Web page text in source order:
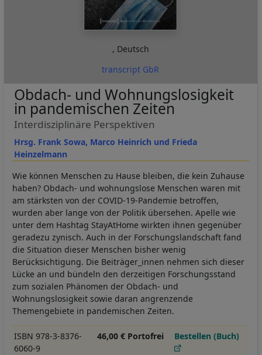
, Deutsch
transcript GbR
Hrsg. Frank Sowa, Marco Heinrich und Frieda
Heinzelmann
Obdach- und Wohnungslosigkeit
in pandemischen Zeiten
Interdisziplinäre Perspektiven
Wie können Menschen zu Hause bleiben, die kein Zuhause
haben? Obdach- und wohnungslose Menschen waren mit
am stärksten von der COVID-19-Pandemie betroffen,
wurden aber lange von der Politik übersehen. Apelle wie
unter dem Hashtag StayAtHome wirkten ihnen gegenüber
geradezu zynisch. Auch in der Forschungslandschaft fand
die Situation dieser Menschen bisher wenig
Berücksichtigung. Die Beiträger_innen nehmen sich dieser
Lücke an und bündeln den derzeitigen Forschungsstand
zum sozialen Phänomen der Obdach- und
Wohnungslosigkeit sowie daran angrenzende
Themengebiete in pandemischen Zeiten.
ISBN 978-3-8376-
6060-9
46,00 € Portofrei Bestellen (Buch)